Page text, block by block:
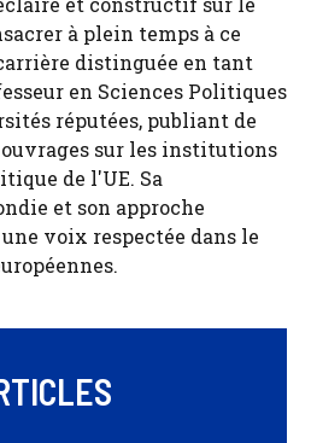
à plein temps à ce
distinguée en tant
en Sciences Politiques
réputées, publiant de
sur les institutions
de l'UE. Sa
et son approche
voix respectée dans le